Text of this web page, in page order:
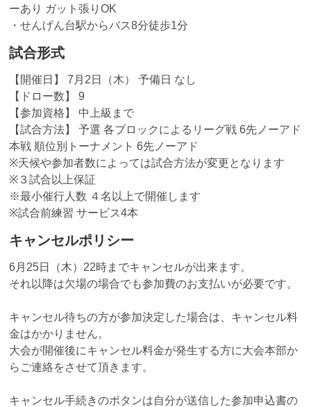
ーあり ガット張りOK
・せんげん台駅からバス8分徒歩1分
試合形式
【開催日】 7月2日（木） 予備日 なし
【ドロー数】 9
【参加資格】 中上級まで
【試合方法】 予選 各ブロックによるリーグ戦 6先ノーアド
本戦 順位別トーナメント 6先ノーアド
※天候や参加者数によっては試合方法が変更となります
※３試合以上保証
※最小催行人数 ４名以上で開催します
※試合前練習 サービス4本
キャンセルポリシー
6月25日（木）22時までキャンセルが出来ます。
それ以降は欠場の場合でも参加費のお支払いが必要です。
キャンセル待ちの方が参加決定した場合は、キャンセル料
金はかかりません。
大会が開催後にキャンセル料金が発生する方に大会本部か
らご連絡をさせて頂きます。
キャンセル手続きのボタンは自分が送信した参加申込書の